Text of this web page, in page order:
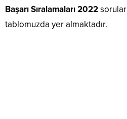
Başarı Sıralamaları 2022
tablomuzda yer almaktadır.